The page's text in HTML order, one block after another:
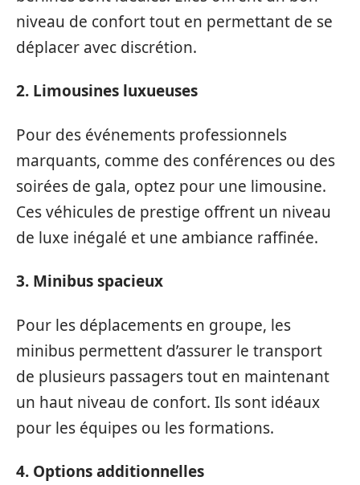
niveau de confort tout en permettant de se
déplacer avec discrétion.
2. Limousines luxueuses
Pour des événements professionnels
marquants, comme des conférences ou des
soirées de gala, optez pour une limousine.
Ces véhicules de prestige offrent un niveau
de luxe inégalé et une ambiance raffinée.
3. Minibus spacieux
Pour les déplacements en groupe, les
minibus permettent d’assurer le transport
de plusieurs passagers tout en maintenant
un haut niveau de confort. Ils sont idéaux
pour les équipes ou les formations.
4. Options additionnelles